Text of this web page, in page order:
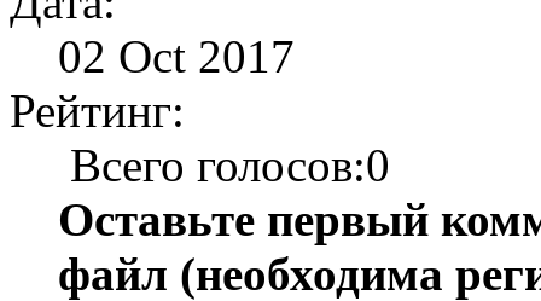
02 Oct 2017
Рейтинг:
Всего голосов:0
Оставьте первый
файл (необходима